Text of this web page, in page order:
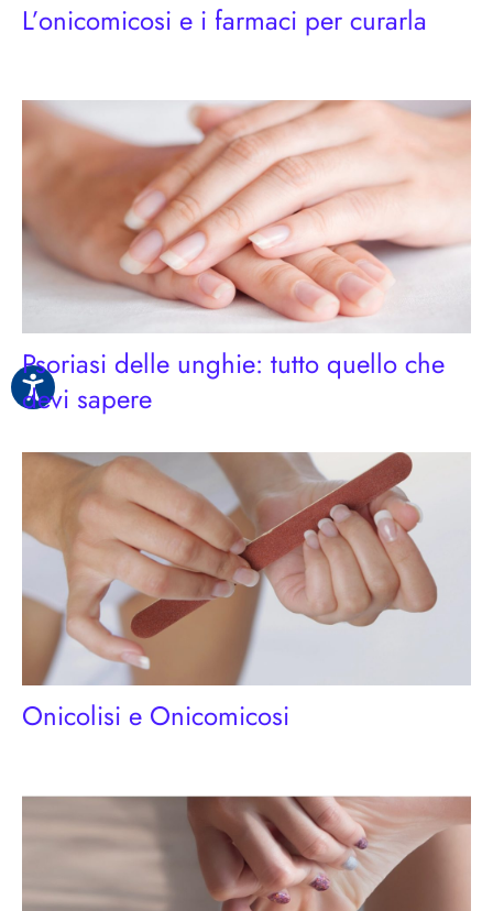
L’onicomicosi e i farmaci per curarla
Psoriasi delle unghie: tutto quello che
devi sapere
Onicolisi e Onicomicosi